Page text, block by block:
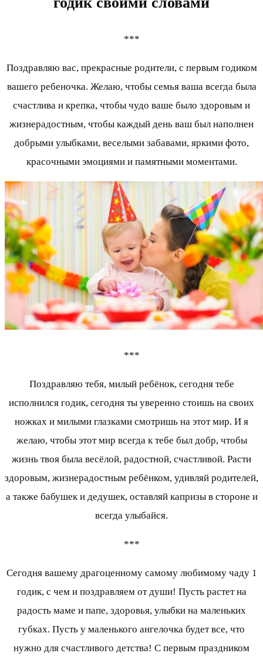
***
Поздравляю вас, прекрасные родители, с первым годиком
вашего ребеночка. Желаю, чтобы семья ваша всегда была
счастлива и крепка, чтобы чудо ваше было здоровым и
жизнерадостным, чтобы каждый день ваш был наполнен
добрыми улыбками, веселыми забавами, яркими фото,
красочными эмоциями и памятными моментами.
***
Поздравляю тебя, милый ребёнок, сегодня тебе
исполнился годик, сегодня ты уверенно стоишь на своих
ножках и милыми глазками смотришь на этот мир. И я
желаю, чтобы этот мир всегда к тебе был добр, чтобы
жизнь твоя была весёлой, радостной, счастливой. Расти
здоровым, жизнерадостным ребёнком, удивляй родителей,
а также бабушек и дедушек, оставляй капризы в стороне и
всегда улыбайся.
***
Сегодня вашему драгоценному самому любимому чаду 1
годик, с чем и поздравляем от души! Пусть растет на
радость маме и папе, здоровья, улыбки на маленьких
губках. Пусть у маленького ангелочка будет все, что
нужно для счастливого детства! С первым праздником